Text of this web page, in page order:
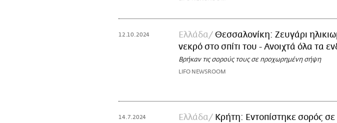
12.10.2024 Ελλάδα
Θεσσαλονίκη: Ζευγάρι
νεκρό στο σπίτι του - Ανοιχτά όλα τα
Βρήκαν τις σορούς τους σε προχωρημένη σήψη
LIFO NEWSROOM
14.7.2024 Ελλάδα
Κρήτη: Εντοπίστηκε σορός